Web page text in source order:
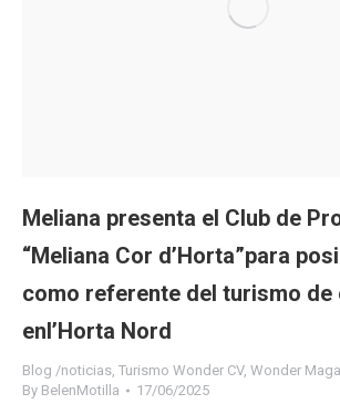
Meliana presenta el Club de
“Meliana Cor d’Horta”para
como referente del turismo de
enl’Horta Nord
Blog /noticias Turismo Wonder CV, Wonder
By BelenMotilla 17/06/2025